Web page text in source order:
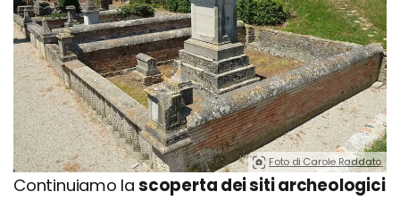
Foto di Carole Raddato.
Continuiamo la scoperta dei siti archeologici